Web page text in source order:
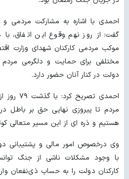
احمدی با اشاره به مشارکت مردمی و
گفت: از روز نهم وقوع این اتفاق، با
موکب مردمی کارکنان شهدای وزارت
مختلفی برای حمایت و دلگرمی مردم
دولت در کنار آنان حضور دارد.
احمدی
مردم تا پیروزی نهایی حق بر باطل
هستیم و ذره ای از این مسیر متعالی
وی درخصوص امور مالی و پشتیبانی
با وجود مشکلات ناشی از جنگ
کارکنان دولت را به حساب ذی‌نفعان